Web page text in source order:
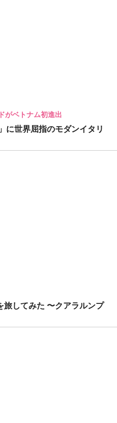
がベトナム初進出
に世界屈指のモダンイタリ
旅してみた 〜クアラルンプ